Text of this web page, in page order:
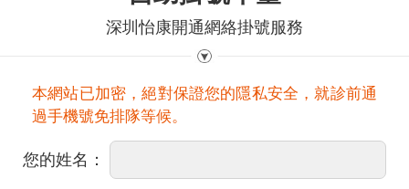
深圳怡康開通網絡掛號服務
本網站已加密，絕對保證您的隱私安全，就診前通
過手機號免排隊等候。
您的姓名：